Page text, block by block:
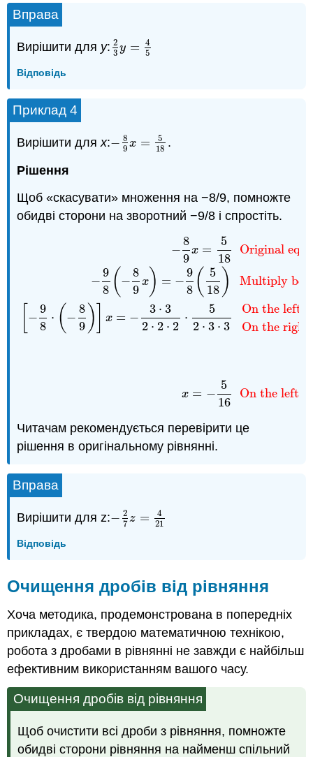
Вправа
Вирішити для y: 2
3 y = 4
5
23y=45
Відповідь
Приклад 4
Вирішити длях:− 8
9 x =
5
18
−89x =5 18 .
Рішення
Щоб «скасувати» множення на −8/9, помножте
обидві сторони на зворотний −9/8 і спростіть.
−
8
9
x =
5
18
−
9
8 ( −
8
9
x) = −
9
8 (
5
18 )
−
9
8
⋅ ( −
8
9 ) x = −
3 ⋅ 3
2 ⋅ 2 ⋅ 2
⋅
5
2 ⋅ 3 ⋅ 3
x = −
5
16
Original
Multiply
On the left,
On the
On the left,
−9 9x =− 9 8( 18
Читачам рекомендується перевірити це
рішення в оригінальному рівнянні.
Вправа
Вирішити для z:− 2
7 z =
4
21
−27z =4 21
Відповідь
Очищення дробів від рівняння
Хоча методика, продемонстрована в попередніх
прикладах, є твердою математичною технікою,
робота з дробами в рівнянні не завжди є найбільш
ефективним використанням вашого часу.
Очищення дробів від рівняння
Щоб очистити всі дроби з рівняння, помножте
обидві сторони рівняння на найменш спільний